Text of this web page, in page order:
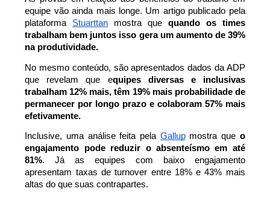
equipe vão ainda mais longe. Um artigo publicado pela
plataforma Stuarttan mostra que quando os times
trabalham bem juntos isso gera um aumento de 39%
na produtividade.
No mesmo conteúdo, são apresentados dados da ADP
que revelam que equipes diversas e inclusivas
trabalham 12% mais, têm 19% mais probabilidade de
permanecer por longo prazo e colaboram 57% mais
efetivamente.
Inclusive, uma análise feita pela Gallup mostra que o
engajamento pode reduzir o absenteísmo em até
81%. Já as equipes com baixo engajamento
apresentam taxas de turnover entre 18% e 43% mais
altas do que suas contrapartes.